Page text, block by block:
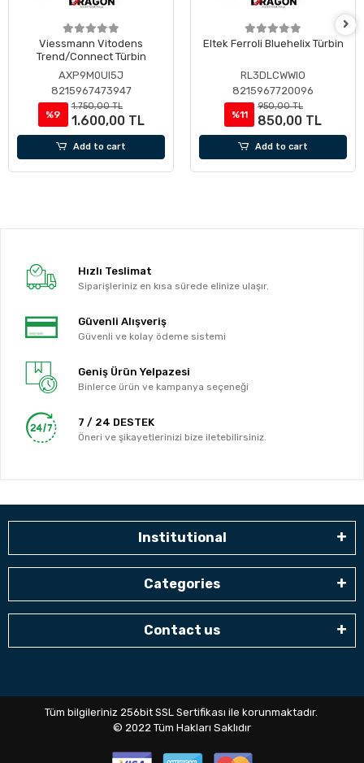
Viessmann Vitodens
Trend/Connect Türbin
AXP9M0UI5J
8215967473947
%9
1.750,00 TL
1.600,00 TL
Add to cart
Eltek Ferroli Bluehelix Türbin
RL3DLCWWIO
8215967720096
%11
950,00 TL
850,00 TL
Add to cart
Hızlı Teslimat
Siparişleriniz en kısa sürede elinize ulaşır.
Güvenli Alışveriş
Güvenli ve kolay ödeme sistemi
Geniş Ürün Yelpazesi
Binlerce ürün ve kampanya seçeneği
7 / 24 DESTEK
Öneri ve şikayetlerinizi bize iletebilirsiniz.
Institutional
Categories
Contact us
Tüm bilgileriniz 256bit SSL Sertifikası ile korunmaktadır.
© 2022 Tüm Hakları Saklıdır